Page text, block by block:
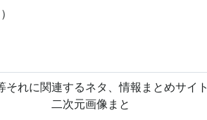
それに関連するネタ、情報まとめサイト
像まと